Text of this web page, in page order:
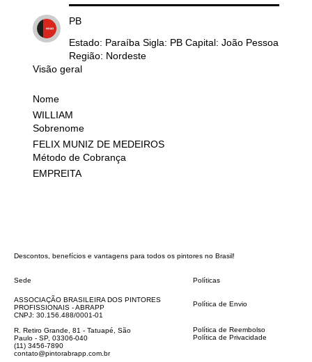
PB
Estado: Paraíba Sigla: PB Capital: João Pessoa
Região: Nordeste
Visão geral
Nome
WILLIAM
Sobrenome
FELIX MUNIZ DE MEDEIROS
Método de Cobrança
EMPREITA
Descontos, benefícios e vantagens para todos os pintores no Brasil!
Sede
ASSOCIAÇÃO BRASILEIRA DOS PINTORES
PROFISSIONAIS - ABRAPP
CNPJ: 30.156.488/0001-01
R. Retiro Grande, 81 - Tatuapé, São
Paulo - SP, 03306-040
(11) 3456-7890
contato@pintorabrapp.com.br
Políticas
Política de Envio
Política de Reembolso
Política de Privacidade